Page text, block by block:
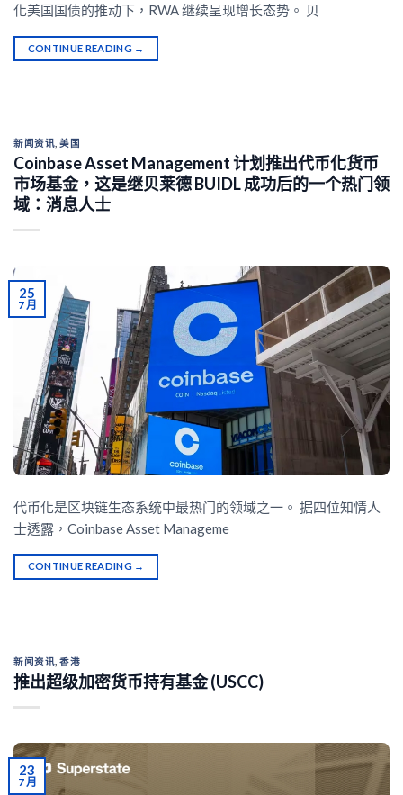
化美国国债的推动下，RWA 继续呈现增长态势。 贝
CONTINUE READING →
新闻资讯 ,美国
Coinbase Asset Management 计划推出代币化货币
市场基金，这是继贝莱德 BUIDL 成功后的一个热门领
域：消息人士
25
7 月
代币化是区块链生态系统中最热门的领域之一。 据四位知情人
士透露，Coinbase Asset Manageme
CONTINUE READING →
新闻资讯 ,香港
推出超级加密货币持有基金 (USCC)
23
7 月